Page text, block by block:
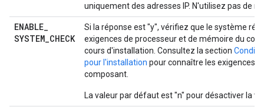
uniquement des adresses IP. N'utilisez pas de
ENABLE_
SYSTEM_CHECK
Si la réponse est "y", vérifiez que le système
exigences de processeur et de mémoire du
cours d'installation. Consultez la section
pour l'installation pour connaître les exigences
composant.
La valeur par défaut est "n" pour désactiver la